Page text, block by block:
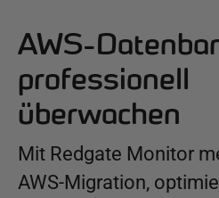
AWS-
professionell
überwachen
Mit Redgate Monitor
AWS-Migration,